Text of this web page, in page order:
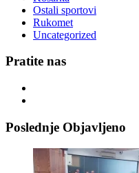
Ostali sportovi
Rukomet
Uncategorized
Pratite nas
Poslednje Objavljeno